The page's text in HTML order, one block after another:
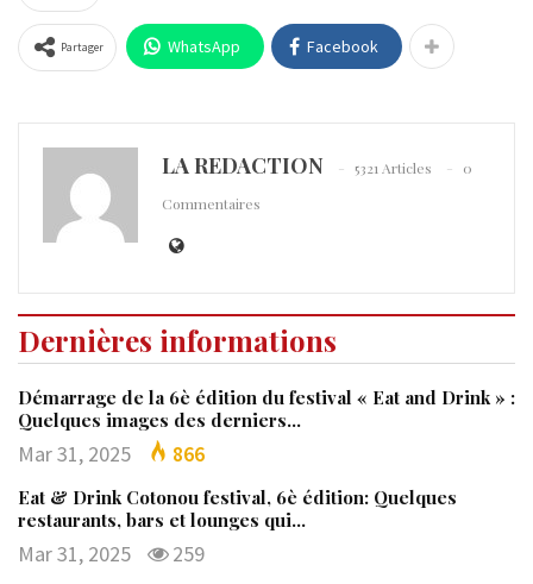
Partager WhatsApp Facebook
LA REDACTION 5321 Articles
0
Commentaires
Dernières informations
Démarrage de la 6è édition du festival « Eat and Drink » :
Quelques images des derniers…
Mar 31, 2025 866
Eat & Drink Cotonou festival, 6è édition: Quelques
restaurants, bars et lounges qui…
Mar 31, 2025 259